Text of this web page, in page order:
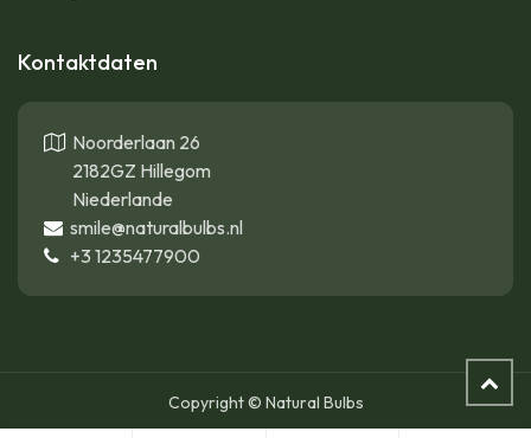
Kontaktdaten
Noorderlaan 26
2182GZ Hillegom
Niederlande
smile@naturalbulbs.nl
+3 1235477900
Copyright © Natural Bulbs